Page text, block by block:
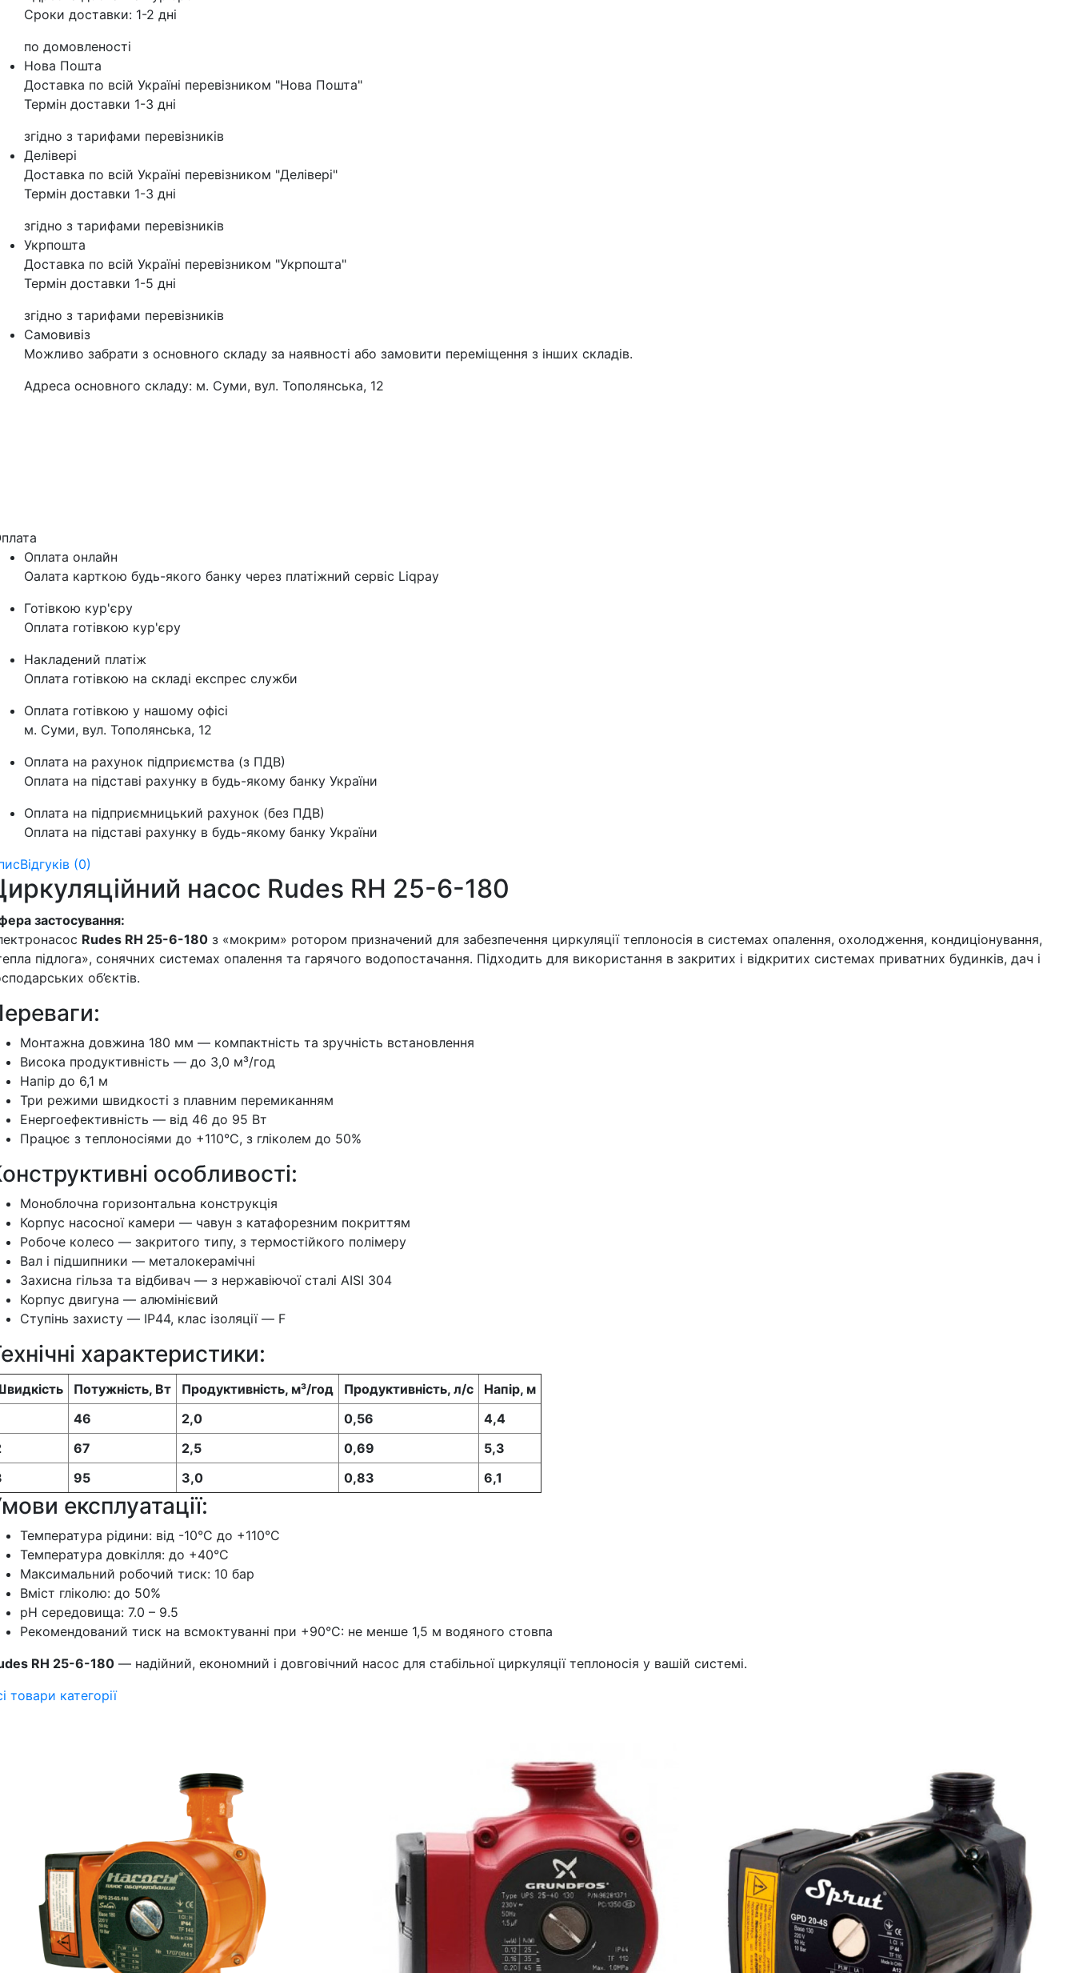
Сроки доставки: 1-2 дні
по домовленості
Нова Пошта
Доставка по всій Україні перевізником "Нова Пошта"
Термін доставки 1-3 дні
згідно з тарифами перевізників
Делівері
Доставка по всій Україні перевізником "Делівері"
Термін доставки 1-3 дні
згідно з тарифами перевізників
Укрпошта
Доставка по всій Україні перевізником "Укрпошта"
Термін доставки 1-5 дні
згідно з тарифами перевізників
Самовивіз
Можливо забрати з основного складу за наявності або замовити переміщення з інших складів.
Адреса основного складу: м. Суми, вул. Тополянська, 12
Оплата онлайн
Оалата карткою будь-якого банку через платіжний сервіс Liqpay
Готівкою кур'єру
Оплата готівкою кур'єру
Накладений платіж
Оплата готівкою на складі експрес служби
Оплата готівкою у нашому офісі
м. Суми, вул. Тополянська, 12
Оплата на рахунок підприємства (з ПДВ)
Оплата на підставі рахунку в будь-якому банку України
Оплата на підприємницький рахунок (без ПДВ)
Оплата на підставі рахунку в будь-якому банку України
Відгуків (0)
насос Rudes RH 25-6-180
застосування:
Rudes RH 25-6-180 з «мокрим» ротором призначений для забезпечення циркуляції теплоносія в системах опалення, охолодження, кондиціонування,
підлога», сонячних системах опалення та гарячого водопостачання. Підходить для використання в закритих і відкритих системах приватних будинків, дач і
об’єктів.
Монтажна довжина 180 мм — компактність та зручність встановлення
Висока продуктивність — до 3,0 м³/год
Напір до 6,1 м
Три режими швидкості з плавним перемиканням
Енергоефективність — від 46 до 95 Вт
Працює з теплоносіями до +110°C, з гліколем до 50%
особливості:
Моноблочна горизонтальна конструкція
Корпус насосної камери — чавун з катафорезним покриттям
Робоче колесо — закритого типу, з термостійкого полімеру
Вал і підшипники — металокерамічні
Захисна гільза та відбивач — з нержавіючої сталі AISI 304
Корпус двигуна — алюмінієвий
Ступінь захисту — IP44, клас ізоляції — F
характеристики:
Потужність, Вт Продуктивність, м³/год Продуктивність, л/с
Напір, м
46
2,0 0,56
4,4
67 2,5 0,69
5,3
95 3,0 0,83 6,1
експлуатації:
Температура рідини: від -10°C до +110°C
Температура довкілля: до +40°C
Максимальний робочий тиск: 10 бар
Вміст гліколю: до 50%
рН середовища: 7.0 – 9.5
Рекомендований тиск на всмоктуванні при +90°C: не менше 1,5 м водяного стовпа
RH 25-6-180 — надійний, економний і довговічний насос для стабільної циркуляції теплоносія у вашій системі.
товари категорії